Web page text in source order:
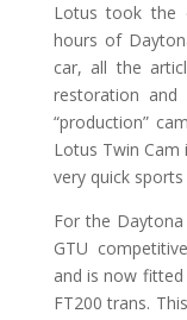
Lotus took the
hours of
car, all the
restoration
“production”
Lotus Twin Cam
very quick
For the
GTU
and is now
FT200 trans.